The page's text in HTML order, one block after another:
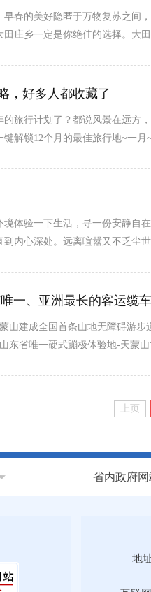
春的美好隐匿于万物复苏之间
庄乡一定是你绝佳的选择。
，好多人都收藏了
旅行计划了？都说风景在远方
解锁12个月的最佳旅行地~一
体验一下生活，寻一份安静自
内心深处。远离喧嚣又不乏
一、亚洲最长的客运缆
山建成全国首条山地无障碍游
东省唯一硬式蹦极体验地-天
上页
省内政府网
地